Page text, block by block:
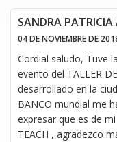
SANDRA PATRICIA
04 DE NOVIEMBRE DE
Cordial saludo, Tuve
evento del TALLER
desarrollado en la
BANCO mundial me
expresar que es de
TEACH , agradezco